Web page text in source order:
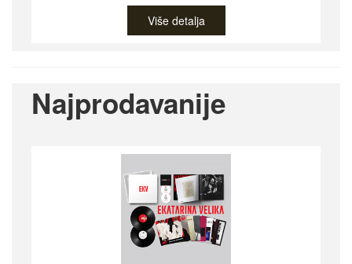
Više detalja
Najprodavanije